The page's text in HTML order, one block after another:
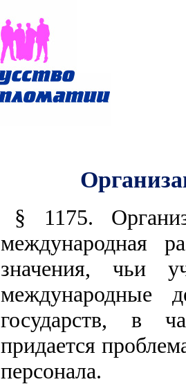
§ 1175.
международная
значения, чьи
международные
государств, в
придается
персонала.